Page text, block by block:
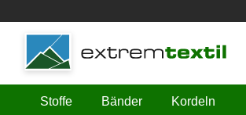
Shopware
Stoffe
Bänder Kordeln